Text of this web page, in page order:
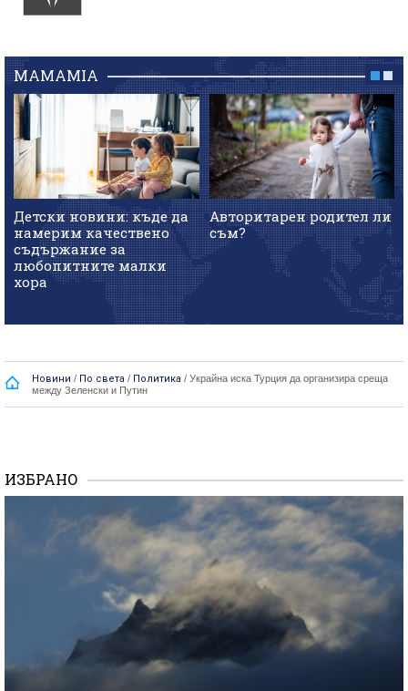
MAMAMIA
Детски новини: къде да
намерим качествено
съдържание за
любопитните малки
хора
Авторитарен родител ли
съм?
Новини / По света / Политика / Украйна иска Турция да организира среща
между Зеленски и Путин
ИЗБРАНО